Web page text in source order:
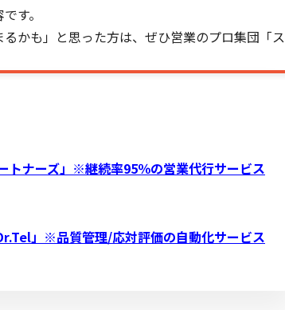
す。
かも」と思った方は、ぜひ営業のプロ集団「ス
トナーズ」※継続率95％の営業代行サービス
」※品質管理/応対評価の自動化サービス